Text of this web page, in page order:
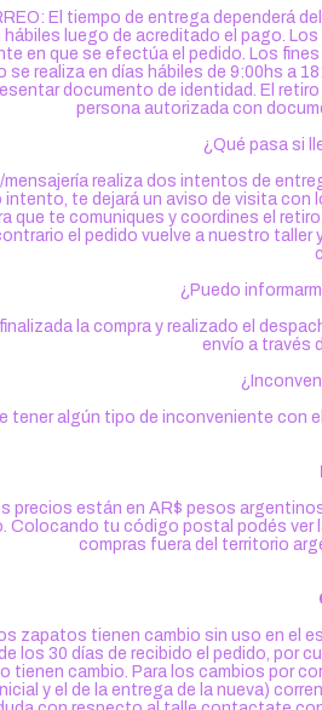
El tiempo de entrega dependerá
hábiles luego de acreditado el pago.
en que se efectúa el pedido. Los
se realiza en días hábiles de 9:00hs a
documento de identidad. El
persona autorizada con
¿Qué pasa si
mensajería realiza dos intentos de
intento, te dejará un aviso de visita
que te comuniques y coordines el
el pedido vuelve a nuestro taller
¿Puedo
la compra y realizado el
envío a través
tener algún tipo de inconveniente con
precios están en AR$ pesos
Colocando tu código postal podés ver
compras fuera del territorio
zapatos tienen cambio sin uso en el
los 30 días de recibido el pedido, por
tienen cambio. Para los cambios por
y el de la entrega de la nueva)